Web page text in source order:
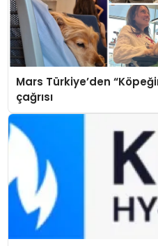
Mars Türkiye’den
çağrısı